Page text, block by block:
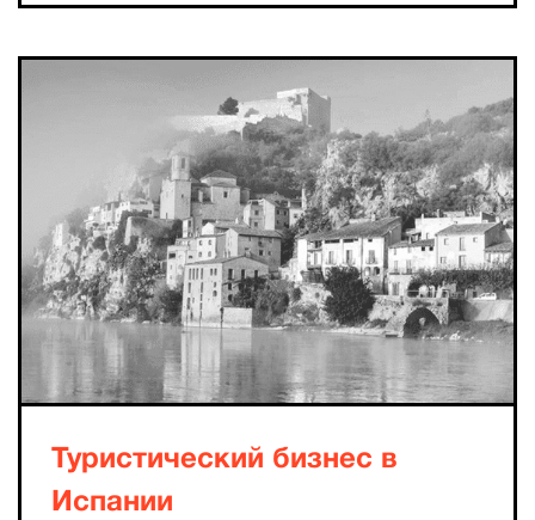
Туристический бизнес в
Испании